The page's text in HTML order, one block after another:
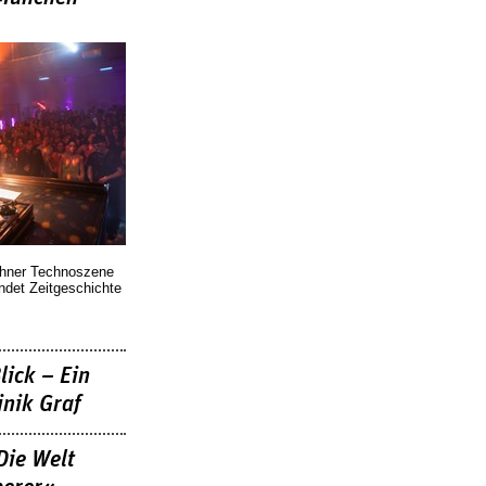
Technoszene
Zeitgeschichte
– Ein
Graf
Welt